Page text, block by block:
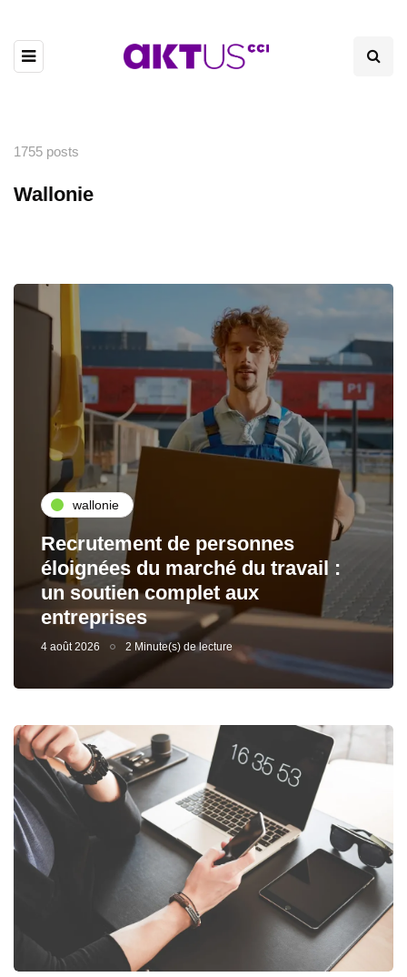
1755 posts
Wallonie
wallonie
Recrutement de personnes
éloignées du marché du travail :
un soutien complet aux
entreprises
4 août 2026 2 Minute(s) de lecture